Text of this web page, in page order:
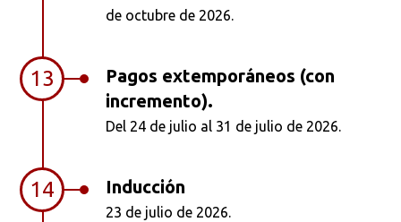
de octubre de 2026.
13
Pagos extemporáneos (con
incremento).
Del 24 de julio al 31 de julio de 2026.
14 Inducción
23 de julio de 2026.